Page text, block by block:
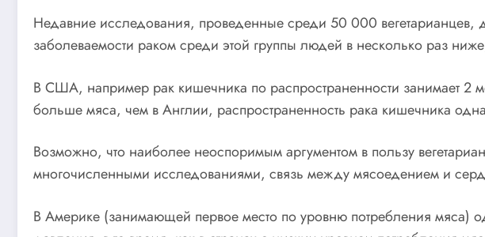
Недавние исследования, проведенные среди 50 000 вегетарианцев,
заболеваемости раком среди этой группы людей в несколько раз
В США, например рак кишечника по распространенности занимает 2
больше мяса, чем в Англии, распространенность рака кишечника
Возможно, что наиболее неоспоримым аргументом в пользу
многочисленными исследованиями, связь между мясоедением и
В Америке (занимающей первое место по уровню потребления мяса)